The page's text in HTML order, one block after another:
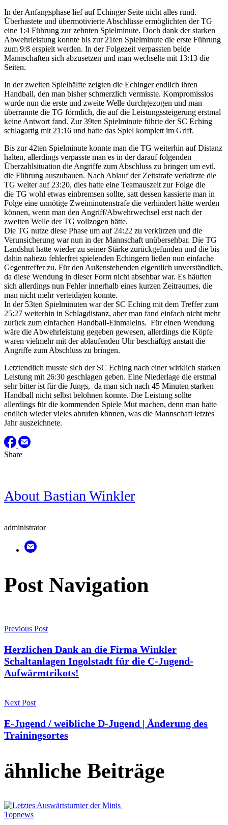
In der Anfangsphase lief auf Echinger Seite nicht alles rund.
Überhastete und übermotivierte Abschlüsse ermöglichten der TG
eine 1:4 Führung zur zehnten Spielminute. Doch dank der starken
Abwehrleistung konnte bis zur 21ten Spielminute die erste Führung
zum 9:8 erspielt werden. In der Folgezeit verpassten beide
Mannschaften sich abzusetzen und man wechselte mit 13:13 die
Seiten.
In der zweiten Spielhälfte zeigten die Echinger endlich ihren
Handball, den man bisher schmerzlich vermisste. Kompromisslos
wurde nun die erste und zweite Welle durchgezogen und man
überrannte die TG förmlich, die auf die Leistungssteigerung erstmal
keine Antwort fand. Zur 39ten Spielminute führte der SC Eching
schlagartig mit 21:16 und hatte das Spiel komplett im Griff.
Bis zur 42ten Spielminute konnte man die TG weiterhin auf Distanz
halten, allerdings verpasste man es in der darauf folgenden
Überzahlsituation die Angriffe zum Abschluss zu bringen um evtl.
die Führung auszubauen. Nach Ablauf der Zeitstrafe verkürzte die
TG weiter auf 23:20, dies hatte eine Teamauszeit zur Folge die
die TG wohl etwas einbremsen sollte, satt dessen kassierte man in
Folge eine unnötige Zweiminutenstrafe die verhindert hätte werden
können, wenn man den Angriff/Abwehrwechsel erst nach der
zweiten Welle der TG vollzogen hätte.
Die TG nutze diese Phase um auf 24:22 zu verkürzen und die
Verunsicherung war nun in der Mannschaft unübersehbar. Die TG
Landshut hatte wieder zu seiner Stärke zurückgefunden und die bis
dahin nahezu fehlerfrei spielenden Echingern ließen nun einfache
Gegentreffer zu. Für den Außenstehenden eigentlich unverständlich,
da diese Wendung in dieser Form nicht absehbar war. Es häuften
sich allerdings nun Fehler innerhalb eines kurzen Zeitraumes, die
man nicht mehr verteidigen konnte.
In der 53ten Spielminuten war der SC Eching mit dem Treffer zum
25:27 weiterhin in Schlagdistanz, aber man fand einfach nicht mehr
zurück zum einfachen Handball-Einmaleins. Für einen Wendung
wäre die Abwehrleistung gegeben gewesen, allerdings die Köpfe
waren vielmehr mit der ablaufenden Uhr beschäftigt anstatt die
Angriffe zum Abschluss zu bringen.
Letztendlich musste sich der SC Eching nach einer wirklich starken
Leistung mit 26:30 geschlagen geben. Eine Niederlage die erstmal
sehr bitter ist für die Jungs, da man sich nach 45 Minuten starken
Handball nicht selbst belohnen konnte. Die Leistung sollte
allerdings für die kommenden Spiele Mut machen, denn man hatte
endlich wieder vieles abrufen können, was die Mannschaft letztes
Jahr auszeichnete.
Share
About Bastian Winkler
administrator
Post Navigation
Previous Post
Herzlichen Dank an die Firma Winkler
Schaltanlagen Ingolstadt für die C-Jugend-
Aufwärmtrikots!
Next Post
E-Jugend / weibliche D-Jugend | Änderung des
Trainingsortes
ähnliche Beiträge
Topnews